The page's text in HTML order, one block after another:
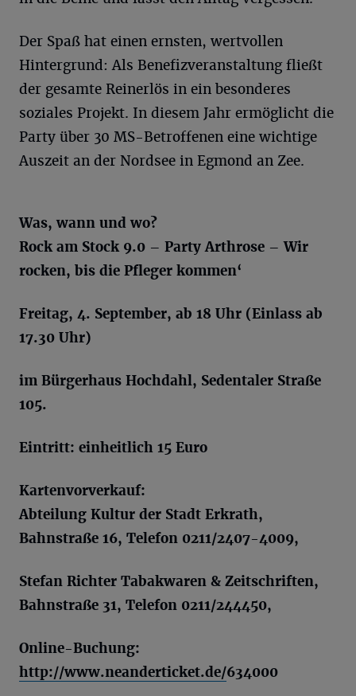
Der Spaß hat einen ernsten, wertvollen
Hintergrund: Als Benefizveranstaltung fließt
der gesamte Reinerlös in ein besonderes
soziales Projekt. In diesem Jahr ermöglicht die
Party über 30 MS-Betroffenen eine wichtige
Auszeit an der Nordsee in Egmond an Zee.
Was, wann und wo?
Rock am Stock 9.0 – Party Arthrose – Wir
rocken, bis die Pfleger kommen‘
Freitag, 4. September, ab 18 Uhr (Einlass ab
17.30 Uhr)
im Bürgerhaus Hochdahl, Sedentaler Straße
105.
Eintritt: einheitlich 15 Euro
Kartenvorverkauf:
Abteilung Kultur der Stadt Erkrath,
Bahnstraße 16, Telefon 0211/2407-4009,
Stefan Richter Tabakwaren & Zeitschriften,
Bahnstraße 31, Telefon 0211/244450,
Online-Buchung:
http://www.neanderticket.de/634000